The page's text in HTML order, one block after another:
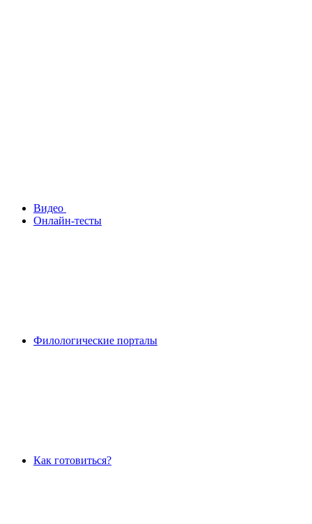
Видео
Онлайн-тесты
Филологические порталы
Как готовиться?